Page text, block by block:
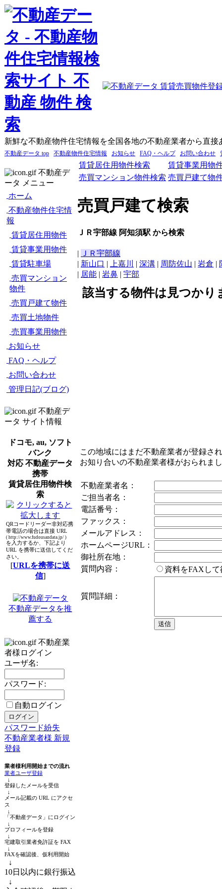
新鮮な不動産物件住宅情報を全国各地の不動産業者から直接
不動産データ top 不動産物件住宅情報 お知らせ FAQ・ヘルプ お問い合わせ
不動産デ
ータ メニュー
ホーム
不動産物件住宅情
報
賃貸居住用物件
賃貸事業用物件
賃貸駐車場
売買マンション
物件
売買戸建て物件
売買土地物件
売買事業用物件
お知らせ
FAQ・ヘルプ
お問い合わせ
管理日記(ブログ)
不動産デ
ータ サイト情報
ドコモ, au, ソフト
バンク
対応 不動産データ
携帯
賃貸居住用物件検
索
QRコードリーダー非対応携
帯電話の場合は直接 URL
( http://www.fudousandata.jp/ )
を入力するか、下記より
URL を携帯に送信してくだ
さい。
[URLを携帯に送
信]
不動産データを推
薦する
不動産業
者様ログイン
ユーザ名:
パスワード:
自動ログイン
パスワード紛失
不動産業者様 新規
登録
業者様利用開始までの流れ
業者ユーザ登録
↓
登録したメールを受信
↓
メール記載の URL にアクセ
ス
↓
「不動産データ」にログイン
↓
プロフィールを登録
↓
宅建取引業者免許証を FAX
↓
FAXを確認後、仮利用開始
↓
10日以内に銀行振込
↓
賃貸居住用物件検索
賃貸事業用物
売買マンション物件検索 売買戸建て物
売買戸建て検索
ＪＲ宇部線 阿知須駅 から検索
|
ＪＲ宇部線
| 新山口 | 上嘉川 | 深溝 | 周防佐山 | 岩倉 |
| 居能 | 岩鼻 | 宇部
該当する物件は見つかり
この地域にはまだ不動産業者が登録さ
お知り合いの不動産業者様がおられま
不動産業者名：
ご担当者名：
電話番号：
ファックス：
メールアドレス：
ホームページURL：
御社所在地：
質問内容：
資料をFAXし
質問詳細：